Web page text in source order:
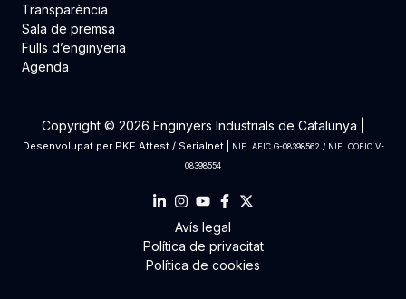
Transparència
Sala de premsa
Fulls d’enginyeria
Agenda
Copyright © 2026 Enginyers Industrials de Catalunya |
Desenvolupat per PKF Attest/ Serialnet|
NIF. AEIC G-08398562 / NIF. COEIC V-
08398554
Avís legal
Política de privacitat
Política de cookies